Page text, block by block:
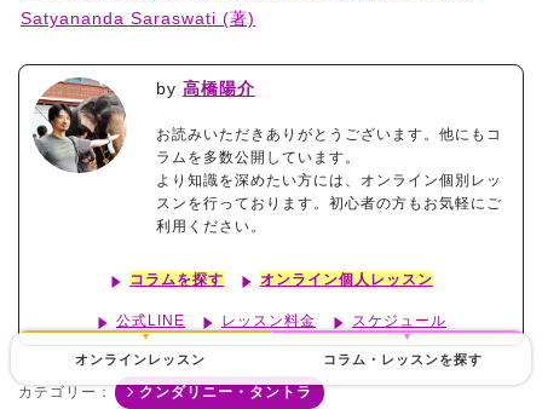
オンラインレッスン コラム・レッスンを探す
Satyananda Saraswati (著)
by 高橋陽介
お読みいただきありがとうございます。他にもコ
ラムを多数公開しています。
より知識を深めたい方には、オンライン個別レッ
スンを行っております。初心者の方もお気軽にご
利用ください。
コラムを探す オンライン個人レッスン
公式LINE レッスン料金 スケジュール
カテゴリー： クンダリニー・タントラ